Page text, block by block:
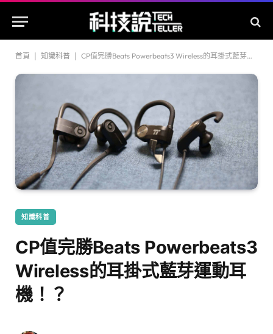
首頁 知識科普 CP值完勝Beats Powerbeats3 Wireless的耳掛式藍芽運動耳機！？
知識科普
CP值完勝Beats Powerbeats3
Wireless的耳掛式藍芽運動耳
機！？